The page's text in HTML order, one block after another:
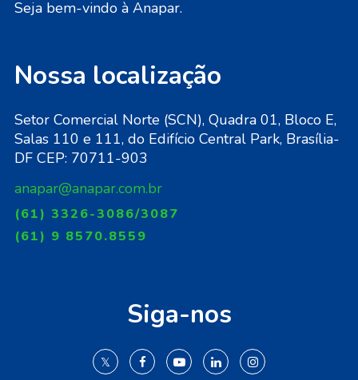
Seja bem-vindo à Anapar.
Nossa localização
Setor Comercial Norte (SCN), Quadra 01, Bloco E,
Salas 110 e 111, do Edifício Central Park, Brasília-
DF CEP: 70711-903
anapar@anapar.com.br
(61) 3326-3086/3087
(61) 9 8570.8559
Siga-nos